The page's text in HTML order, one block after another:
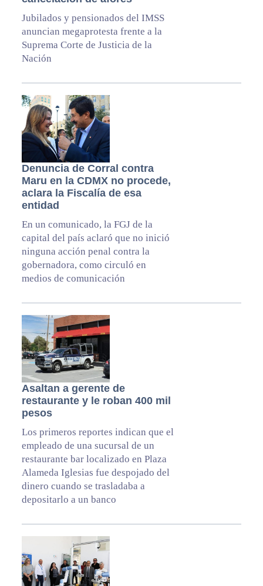
Jubilados y pensionados del IMSS
anuncian megaprotesta frente a la
Suprema Corte de Justicia de la
Nación
Denuncia de Corral contra
Maru en la CDMX no procede,
aclara la Fiscalía de esa
entidad
En un comunicado, la FGJ de la
capital del país aclaró que no inició
ninguna acción penal contra la
gobernadora, como circuló en
medios de comunicación
Asaltan a gerente de
restaurante y le roban 400 mil
pesos
Los primeros reportes indican que el
empleado de una sucursal de un
restaurante bar localizado en Plaza
Alameda Iglesias fue despojado del
dinero cuando se trasladaba a
depositarlo a un banco